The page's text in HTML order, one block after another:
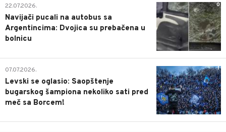
0
22.07.2026.
Navijači pucali na autobus sa
Argentincima: Dvojica su prebačena u
bolnicu
1
07.07.2026.
Levski se oglasio: Saopštenje
bugarskog šampiona nekoliko sati pred
meč sa Borcem!